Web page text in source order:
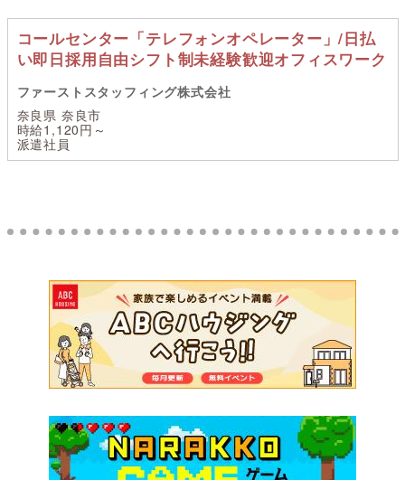
コールセンター「テレフォンオペレーター」/日払
い即日採用自由シフト制未経験歓迎オフィスワーク
ファーストスタッフィング株式会社
奈良県 奈良市
時給1,120円～
派遣社員